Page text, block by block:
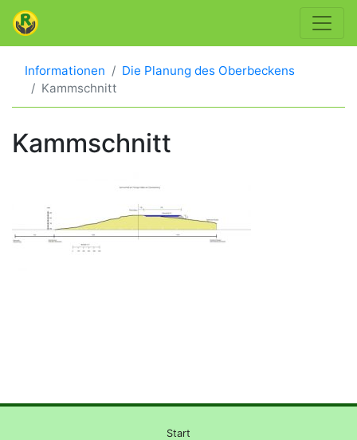
Informationen
Die Planung des Oberbeckens
Kammschnitt
Kammschnitt
Start